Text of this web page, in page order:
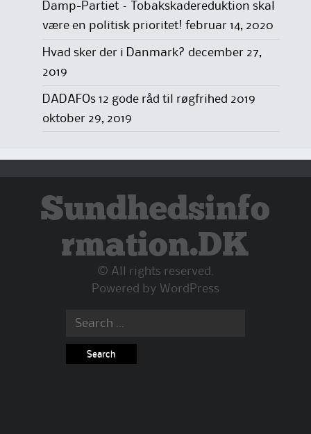
Damp-Partiet – Tobakskadereduktion skal
være en politisk prioritet! februar 14, 2020
Hvad sker der i Danmark? december 27,
2019
DADAFOs 12 gode råd til røgfrihed 2019
oktober 29, 2019
Sundhedsinfo
rmation.DK
© All rights reserved.
Powered by WordPress
Search